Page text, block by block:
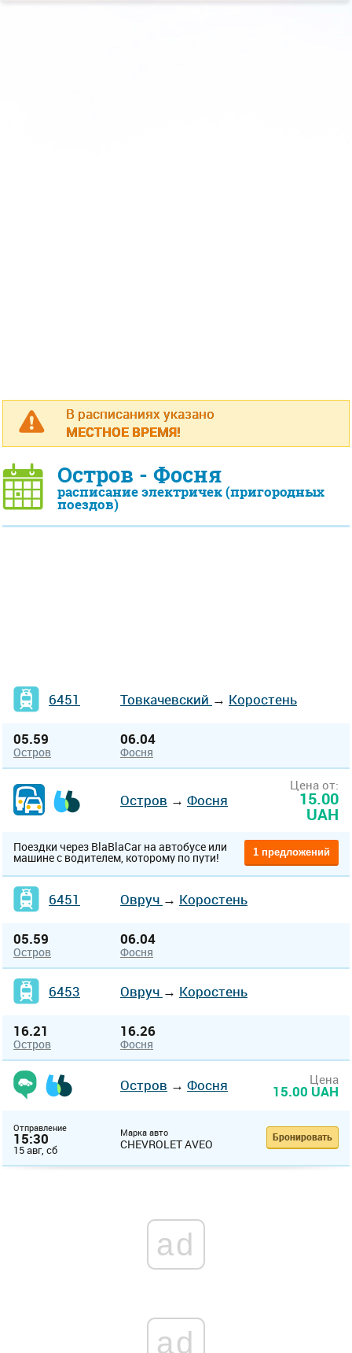
В расписаниях указано
МЕСТНОЕ ВРЕМЯ!
Остров - Фосня
расписание электричек (пригородных
поездов)
6451 Товкачевский → Коростень
05.59
Остров
06.04
Фосня
Остров → Фосня
Цена от:
15.00
UAH
Поездки через BlaBlaCar на автобусе или
машине с водителем, которому по пути! 1 предложений
6451 Овруч → Коростень
05.59
Остров
06.04
Фосня
6453 Овруч → Коростень
16.21
Остров
16.26
Фосня
Остров → Фосня Цена
15.00 UAH
Отправление
15:30
15 авг, сб
Марка авто
CHEVROLET AVEO Бронировать
ad
ad